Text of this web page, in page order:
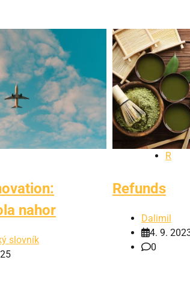
nahor
slovník
R
Refunds
Dalimil
4. 9.
0